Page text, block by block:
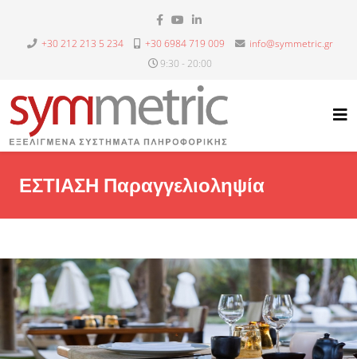
+30 212 213 5 234 +30 6984 719 009
info@symmetric.gr
9:30 - 20:00
ΕΣΤΙΑΣΗ Παραγγελιοληψία